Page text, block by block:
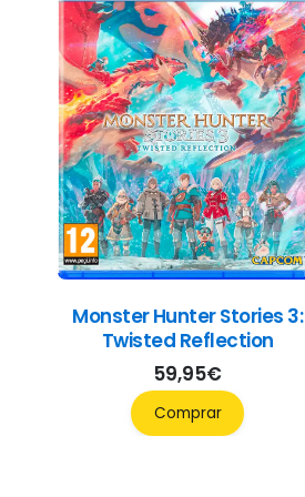
Monster Hunter Stories 3:
Twisted Reflection
59,95€
Comprar